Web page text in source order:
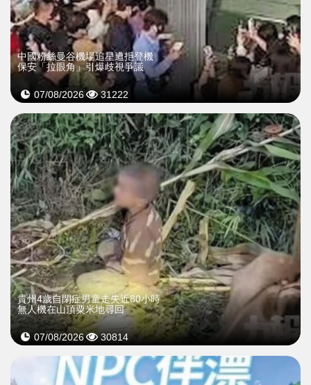
中國粉絲曼谷機場追星遭拒登機
保安「拉眼角」引爆歧視爭議
07/08/2026 31222
貴州4歲自閉症男童走失近80小時
無人機在山頂粟米地尋回
07/08/2026 30814